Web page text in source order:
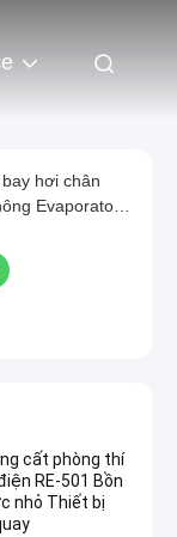
hơi chân
Evaporatore
cất phòng thí
RE-501 Bồn
nhỏ Thiết bị